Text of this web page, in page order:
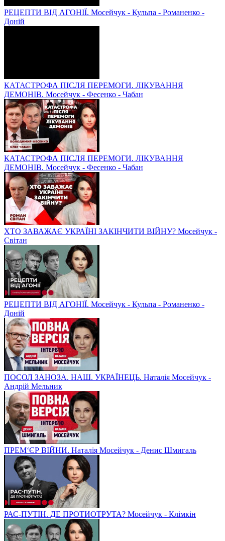
РЕЦЕПТИ ВІД АГОНІЇ. Мосейчук - Кульпа - Романенко -
Доній
КАТАСТРОФА ПІСЛЯ ПЕРЕМОГИ. ЛІКУВАННЯ
ДЕМОНІВ. Мосейчук - Фесенко - Чабан
КАТАСТРОФА ПІСЛЯ ПЕРЕМОГИ. ЛІКУВАННЯ
ДЕМОНІВ. Мосейчук - Фесенко - Чабан
ХТО ЗАВАЖАЄ УКРАЇНІ ЗАКІНЧИТИ ВІЙНУ? Мосейчук -
Світан
РЕЦЕПТИ ВІД АГОНІЇ. Мосейчук - Кульпа - Романенко -
Доній
ПОСОЛ ЗАНОЗА. НАШ. УКРАЇНЕЦЬ. Наталія Мосейчук -
Андрій Мельник
ПРЕМ‘ЄР ВІЙНИ. Наталія Мосейчук - Денис Шмигаль
РАС-ПУТІН. ДЕ ПРОТИОТРУТА? Мосейчук - Клімкін